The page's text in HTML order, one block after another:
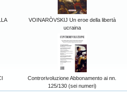
VOINARÒVSKIJ Un eroe della libertà
ucraina
Controrivoluzione Abbonamento ai nn.
125/130 (sei numeri)